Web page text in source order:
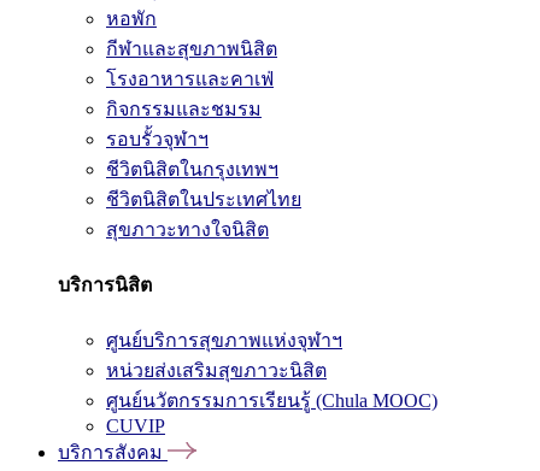
หอพัก
กีฬาและสุขภาพนิสิต
โรงอาหารและคาเฟ่
กิจกรรมและชมรม
รอบรั้วจุฬาฯ
ชีวิตนิสิตในกรุงเทพฯ
ชีวิตนิสิตในประเทศไทย
สุขภาวะทางใจนิสิต
บริการนิสิต
ศูนย์บริการสุขภาพแห่งจุฬาฯ
หน่วยส่งเสริมสุขภาวะนิสิต
ศูนย์นวัตกรรมการเรียนรู้ (Chula MOOC)
CUVIP
บริการสังคม